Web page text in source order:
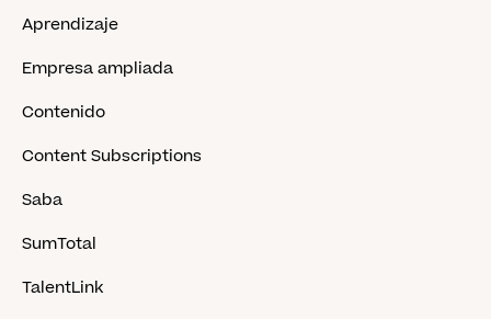
Aprendizaje
Empresa ampliada
Contenido
Content Subscriptions
Saba
SumTotal
TalentLink